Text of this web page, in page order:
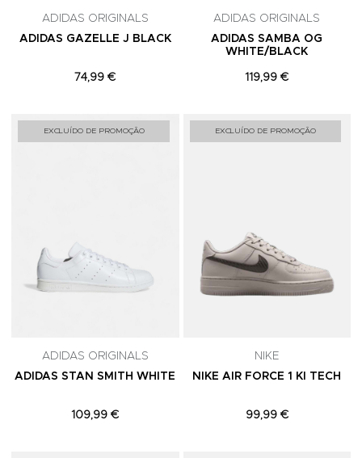
ADIDAS ORIGINALS
ADIDAS GAZELLE J BLACK
74,99 €
ADIDAS ORIGINALS
ADIDAS SAMBA OG
WHITE/BLACK
119,99 €
EXCLUÍDO DE PROMOÇÃO Adicionar aos Favoritos
ADIDAS ORIGINALS
ADIDAS STAN SMITH WHITE
109,99 €
EXCLUÍDO DE PROMOÇÃO
NIKE
NIKE AIR FORCE 1 KI TECH
99,99 €